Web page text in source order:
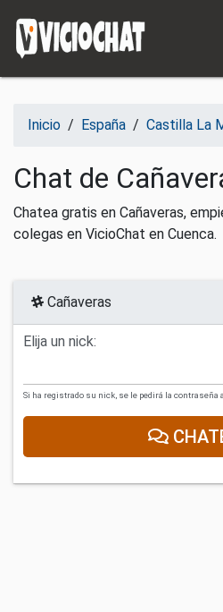
Inicio / España / Castilla La
Chat de
Chatea gratis en Cañaveras,
colegas en VicioChat en Cuenca.
Cañaveras
Elija un nick:
Si ha registrado su nick, se le pedirá la contraseña